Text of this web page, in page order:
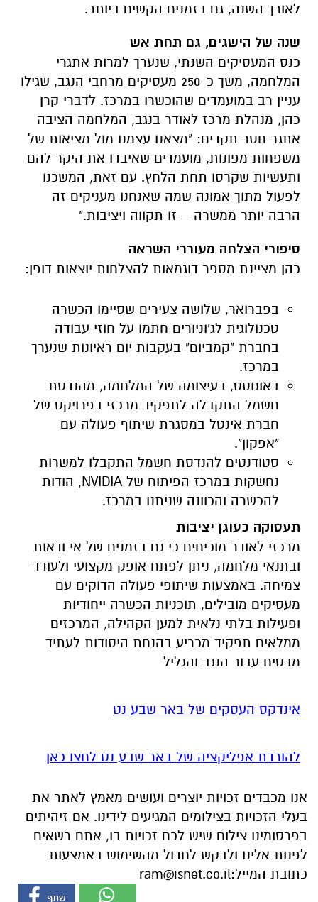
לאורך השנה, גם בזמנים הקשים ביותר.
שנה של הישגים, גם תחת אש
כנס המעסיקים השנתי, שנערך למרות אתגרי
המלחמה, משך כ-250 מעסיקים מרחבי הנגב, שגילו
עניין רב במועמדים שהוכשרו במרכז. לדברי קרן
כהן, מנהלת מרכז לאודר בנגב, המלחמה הציבה
אתגר חסר תקדים: "מצאנו עצמנו מול מציאות של
משפחות מפונות, מועמדים שאיבדו את היקר להם
ותעשיות שקרסו תחת הלחץ. עם זאת, המשכנו
לפעול מתוך אמונה שמה שאנחנו מעניקים זה
הרבה יותר ממשרה – זו תקווה ויציבות."
סיפורי הצלחה מעוררי השראה
כהן מציינת מספר דוגמאות להצלחות יוצאות דופן:
בפברואר, שלושה צעירים שסיימו הכשרה
טכנולוגית לג'וניורים חתמו על חוזי עבודה
בחברת "קמביום" בעקבות יום ראיונות שנערך
במרכז.
באוגוסט, בעיצומה של המלחמה, מהנדסת
חשמל התקבלה לתפקיד מרכזי בפרויקט של
חברת אינטל במסגרת שיתוף פעולה עם
"אפקון".
סטודנטים להנדסת חשמל התקבלו למשרות
נחשקות במרכז הפיתוח של NVIDIA, הודות
להכשרה והכוונה שניתנו במרכז.
תעסוקה כעוגן יציבות
מרכזי לאודר מוכיחים כי גם בזמנים של אי ודאות
ובתנאי מלחמה, ניתן לפתח אופק מקצועי ולעודד
צמיחה. באמצעות שיתופי פעולה הדוקים עם
מעסיקים מובילים, תוכניות הכשרה ייחודיות
ופעילות בלתי נלאית למען הקהילה, המרכזים
ממלאים תפקיד מכריע בהנחת היסודות לעתיד
מבטיח עבור הנגב והגליל
אינדקס העסקים של באר שבע נט
להורדת אפליקציה של באר שבע נט לחצו כאן
אנו מכבדים זכויות יוצרים ועושים מאמץ לאתר את
בעלי הזכויות בצילומים המגיעים לידינו. אם זיהיתים
בפרסומינו צילום שיש לכם זכויות בו, אתם רשאים
לפנות אלינו ולבקש לחדול מהשימוש באמצעות
כתובת המייל:ram@isnet.co.il